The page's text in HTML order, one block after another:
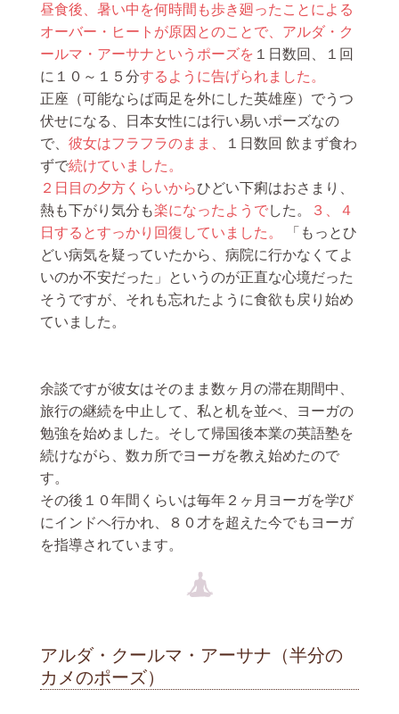
昼食後、暑い中を何時間も歩き廻ったことによる
オーバー・ヒートが原因とのことで、アルダ・ク
ールマ・アーサナというポーズを １日数回、１回
に１０～１５分するように告げられました。
正座（可能ならば両足を外にした英雄座）でうつ
伏せになる、日本女性には行い易いポーズなの
で、 彼女はフラフラのまま、
１日数回 飲まず食わ
ずで続けていました。
２日目の夕方くらいからひどい下痢はおさまり、
熱も下がり気分も楽になったようでした。
３、４
日するとすっかり回復していました。
「もっとひ
どい病気を疑っていたから、病院に行かなくてよ
いのか不安だった」というのが正直な心境だった
そうですが、それも忘れたように食欲も戻り始め
ていました。
余談ですが彼女はそのまま数ヶ月の滞在期間中、
旅行の継続を中止して、私と机を並べ、ヨーガの
勉強を始めました。そして帰国後本業の英語塾を
続けながら、数カ所でヨーガを教え始めたので
す。
その後１０年間くらいは毎年２ヶ月ヨーガを学び
にインドヘ行かれ、８０才を超えた今でもヨーガ
を指導されています。
アルダ・クールマ・アーサナ（半分の
カメのポーズ）